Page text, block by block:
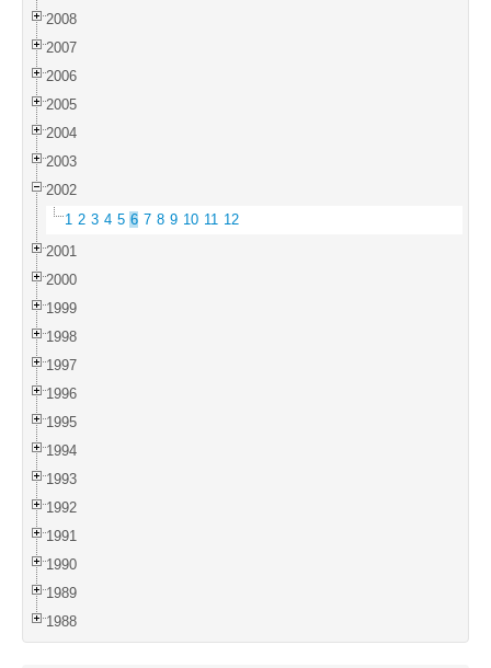
2008
2007
2006
2005
2004
2003
2002
1 2 3 4 5 6 7 8 9 10 11 12
2001
2000
1999
1998
1997
1996
1995
1994
1993
1992
1991
1990
1989
1988